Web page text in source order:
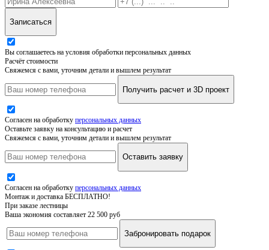
Записаться
Вы соглашаетесь на условия обработки персональных данных
Расчёт стоимости
Свяжемся с вами, уточним детали и вышлем результат
Получить расчет и 3D проект
Согласен на обработку персональных данных
Оставьте заявку на консультацию и расчет
Свяжемся с вами, уточним детали и вышлем результат
Оставить заявку
Согласен на обработку персональных данных
Монтаж и доставка БЕСПЛАТНО!
При заказе лестницы
Ваша экономия составляет 22 500 руб
Забронировать подарок